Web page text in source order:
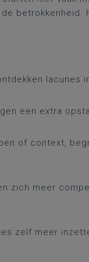
betrokkenheid.
lacunes
een extra
of context,
zich meer
zelf meer